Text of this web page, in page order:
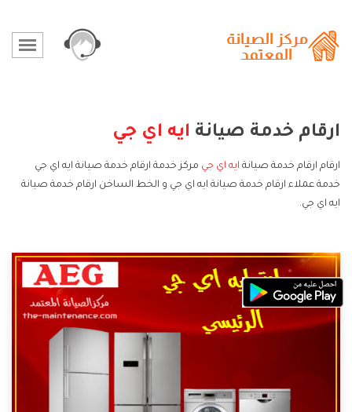
ارقام خدمة صيانة ايه اي جي
ارقام ارقام خدمة صيانة ايه اي جي مركز خدمة ارقام خدمة صيانة ايه اي جي
خدمة عملاء ارقام خدمة صيانة ايه اي جي و الخط الساخن ارقام خدمة صيانة
ايه اي جي.